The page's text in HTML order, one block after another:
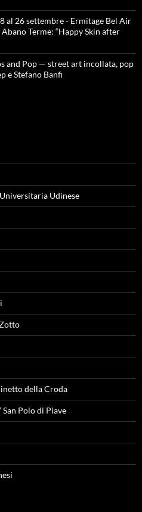
al 26 settembre - Ermitage Bel Air
Terme: “Happy Skin after
and Pop — street art incollata, pop
e Stefano Banfi
Udinese
della Croda
San Polo di Piave